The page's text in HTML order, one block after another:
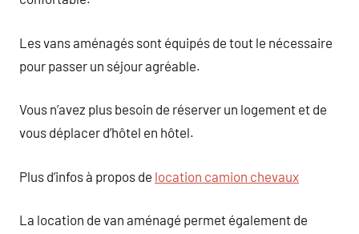
Les vans aménagés sont équipés de tout le nécessaire
pour passer un séjour agréable.
Vous n’avez plus besoin de réserver un logement et de
vous déplacer d’hôtel en hôtel.
Plus d’infos à propos de location camion chevaux
La location de van aménagé permet également de